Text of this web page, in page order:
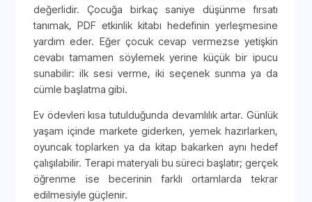
değerlidir. Çocuğa birkaç saniye düşünme fırsatı
tanımak, PDF etkinlik kitabı hedefinin yerleşmesine
yardım eder. Eğer çocuk cevap vermezse yetişkin
cevabı tamamen söylemek yerine küçük bir ipucu
sunabilir: ilk sesi verme, iki seçenek sunma ya da
cümle başlatma gibi.
Ev ödevleri kısa tutulduğunda devamlılık artar. Günlük
yaşam içinde markete giderken, yemek hazırlarken,
oyuncak toplarken ya da kitap bakarken aynı hedef
çalışılabilir. Terapi materyali bu süreci başlatır; gerçek
öğrenme ise becerinin farklı ortamlarda tekrar
edilmesiyle güçlenir.